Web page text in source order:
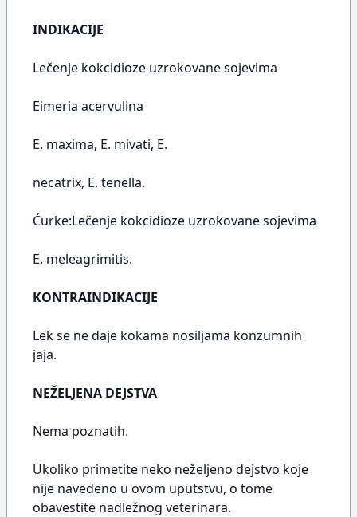
INDIKACIJE
Lečenje kokcidioze uzrokovane sojevima
Eimeria acervulina
E. maxima, E. mivati, E.
necatrix, E. tenella.
Ćurke:Lečenje kokcidioze uzrokovane sojevima
E. meleagrimitis.
KONTRAINDIKACIJE
Lek se ne daje kokama nosiljama konzumnih
jaja.
NEŽELJENA DEJSTVA
Nema poznatih.
Ukoliko primetite neko neželjeno dejstvo koje
nije navedeno u ovom uputstvu, o tome
obavestite nadležnog veterinara.